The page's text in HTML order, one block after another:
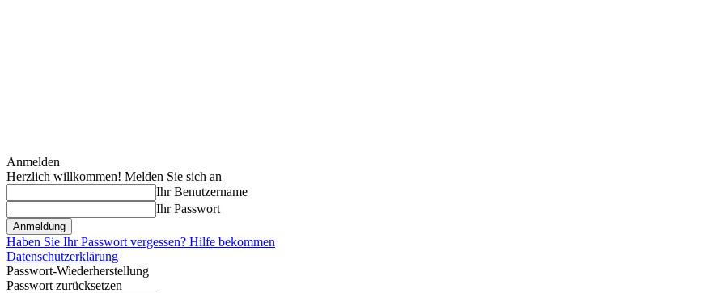
Anmelden
Herzlich willkommen! Melden Sie sich an
Ihr Benutzername
Ihr Passwort
Haben Sie Ihr Passwort vergessen? Hilfe bekommen
Datenschutzerklärung
Passwort-Wiederherstellung
Passwort zurücksetzen